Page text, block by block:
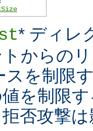
* ディレ
からの
スを制限
を制限
否攻撃